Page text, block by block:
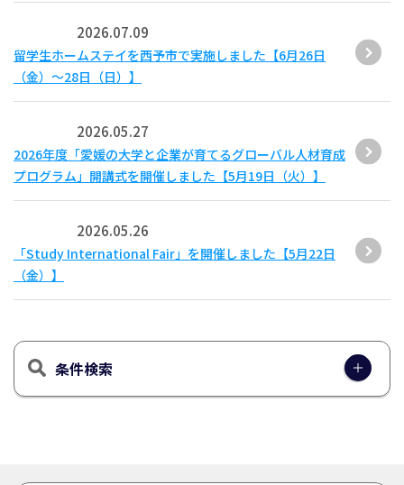
2026.07.09
留学生ホームステイを西予市で実施しました【6月26日
（金）～28日（日）】
2026.05.27
2026年度「愛媛の大学と企業が育てるグローバル人材育成
プログラム」開講式を開催しました【5月19日（火）】
2026.05.26
「Study International Fair」を開催しました【5月22日
（金）】
条件検索